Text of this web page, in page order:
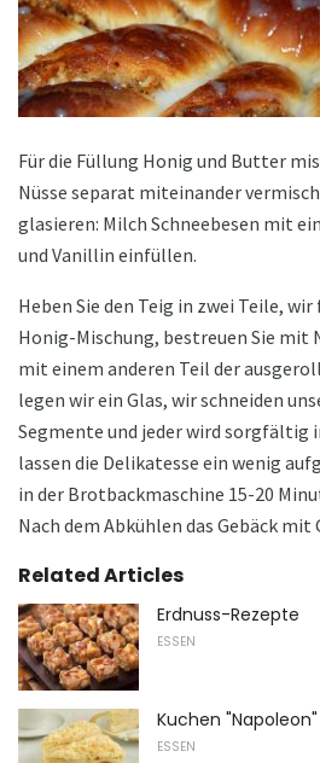
Für die Füllung Honig und Butter
Nüsse separat miteinander
glasieren: Milch Schneebesen mit
und Vanillin einfüllen.
Heben Sie den Teig in zwei Teile,
Honig-Mischung, bestreuen Sie mit
mit einem anderen Teil der
legen wir ein Glas, wir schneiden
Segmente und jeder wird sorgfältig
lassen die Delikatesse ein wenig
in der Brotbackmaschine 15-20
Nach dem Abkühlen das Gebäck mit
Related Articles
Erdnuss-Rezepte
ESSEN
Kuchen
ESSEN